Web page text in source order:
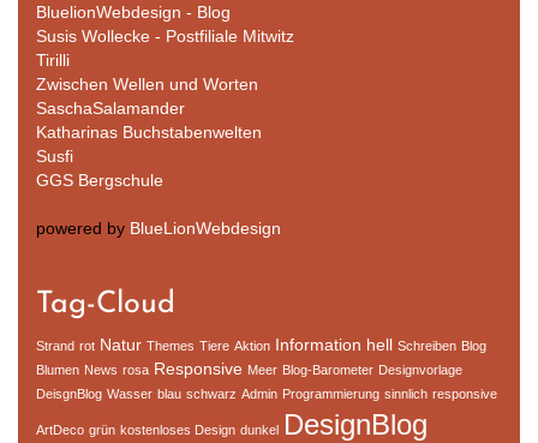
BluelionWebdesign - Blog
Susis Wollecke - Postfiliale Mitwitz
Tirilli
Zwischen Wellen und Worten
SaschaSalamander
Katharinas Buchstabenwelten
Susfi
GGS Bergschule
powered by BlueLionWebdesign
Tag-Cloud
Strand rot Natur Themes Tiere Aktion Information hell Schreiben Blog
Blumen News rosa Responsive Meer Blog-Barometer Designvorlage
DeisgnBlog Wasser blau schwarz Admin Programmierung sinnlich responsive
ArtDeco grün kostenloses Design dunkel DesignBlog